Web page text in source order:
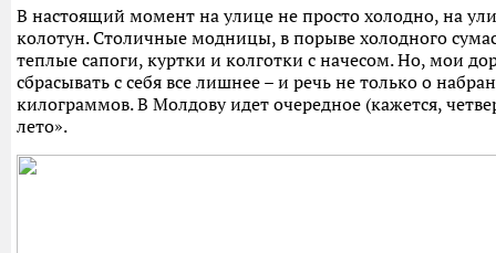
В настоящий момент на улице не просто холодно, на
колотун. Столичные модницы, в порыве холодного
теплые сапоги, куртки и колготки с начесом. Но, мои
сбрасывать с себя все лишнее – и речь не только о
килограммов. В Молдову идет очередное (кажется,
лето».